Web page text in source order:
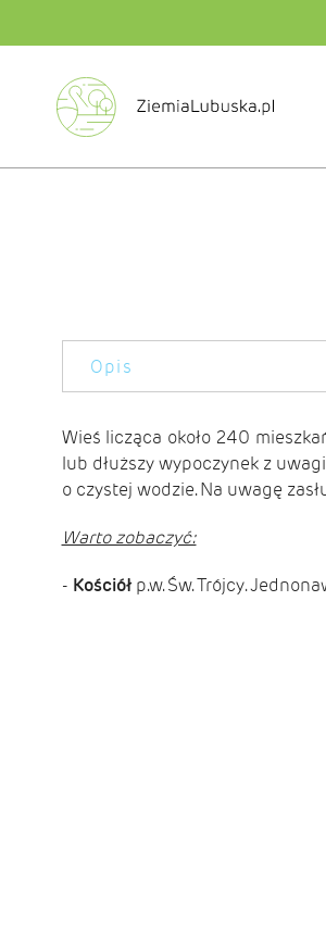
Opis
Wieś licząca około 240
lub dłuższy wypoczynek z
o czystej wodzie. Na uwagę
Warto zobaczyć:
- Kościółp.w. Św. Trójcy.